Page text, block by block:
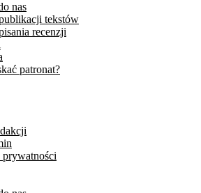
nas
tekstów
recenzji
patronat?